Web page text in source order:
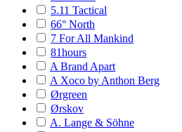
5.11 Tactical
66° North
7 For All Mankind
81hours
A Brand Apart
A Xoco by Anthon Berg
Ørgreen
Ørskov
A. Lange & Söhne